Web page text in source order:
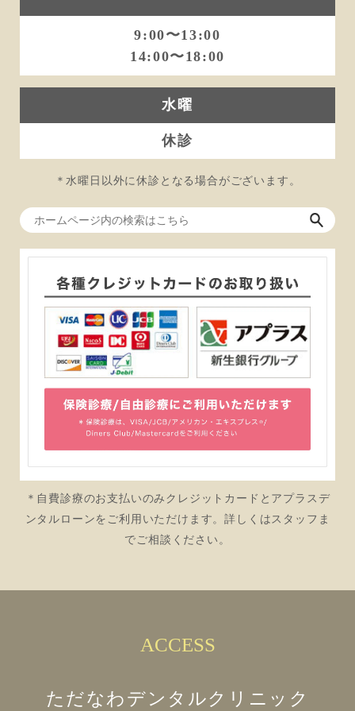
9:00〜13:00
14:00〜18:00
水曜
休診
＊水曜日以外に休診となる場合がございます。
＊自費診療のお支払いのみクレジットカードとアプラスデ
ンタルローンをご利用いただけます。詳しくはスタッフま
でご相談ください。
ACCESS
ただなわデンタルクリニック